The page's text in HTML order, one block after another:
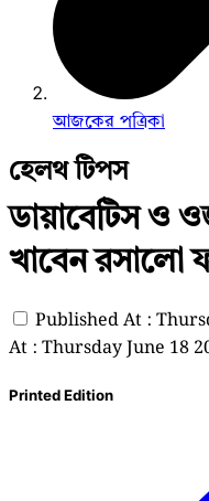
আজকের পত্রিকা
হেলথ টিপস
ডায়াবেটিস ও
খাবেন রসালো
Published At :
At : Thursday June 18
Printed Edition